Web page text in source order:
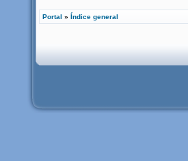
Portal » Índice general